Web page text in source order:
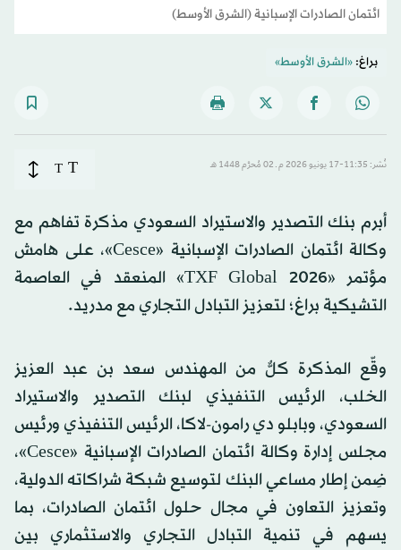
ائتمان الصادرات الإسبانية (الشرق الأوسط)
براغ:«الشرق الأوسط»
نُشر: 11:35-17 يونيو 2026 م ـ 02 مُحرَّم 1448 هـ T
T
أبرم بنك التصدير والاستيراد السعودي مذكرة تفاهم مع
وكالة ائتمان الصادرات الإسبانية «Cesce»، على هامش
مؤتمر «TXF Global 2026» المنعقد في العاصمة
التشيكية براغ؛ لتعزيز التبادل التجاري مع مدريد.
وقّع المذكرة كلٌّ من المهندس سعد بن عبد العزيز
الخلب، الرئيس التنفيذي لبنك التصدير والاستيراد
السعودي، وبابلو دي رامون-لاكا، الرئيس التنفيذي ورئيس
مجلس إدارة وكالة ائتمان الصادرات الإسبانية «Cesce»،
ضِمن إطار مساعي البنك لتوسيع شبكة شراكاته الدولية،
وتعزيز التعاون في مجال حلول ائتمان الصادرات، بما
يسهم في تنمية التبادل التجاري والاستثماري بين